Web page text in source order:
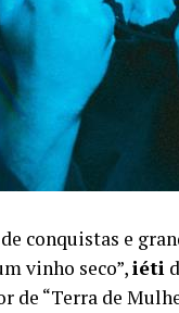
conquistas e
vinho seco”,iéti
de “Terra de